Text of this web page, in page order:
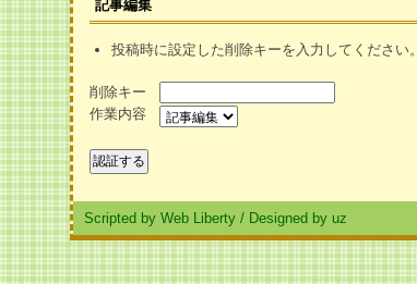
記事編集
投稿時に設定した削除キーを入力してください。
削除キー
作業内容
Scripted by Web Liberty / Designed by uz